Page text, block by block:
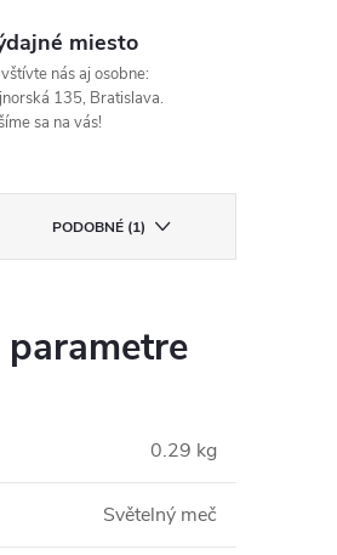
miesto
nás aj osobne:
135, Bratislava.
sa na vás!
PODOBNÉ (1)
0.29 kg
Světelný meč